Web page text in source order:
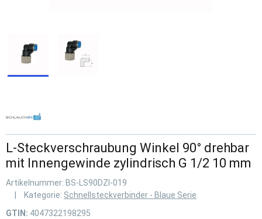
L-Steckverschraubung Winkel 90° drehbar
mit Innengewinde zylindrisch G 1/2 10 mm
Artikelnummer: BS-LS90DZI-019
Kategorie: Schnellsteckverbinder - Blaue Serie
GTIN: 4047322198295